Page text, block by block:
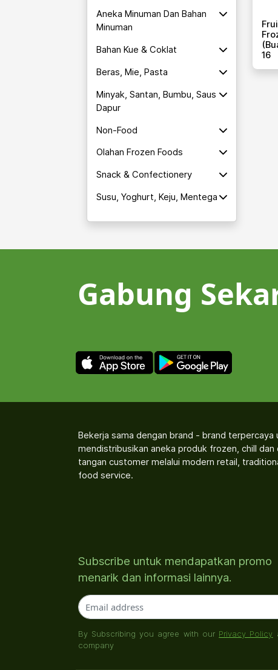
Aneka Minuman Dan Bahan
Minuman
Bahan Kue & Coklat
Beras, Mie, Pasta
Minyak, Santan, Bumbu, Saus
Dapur
Non-Food
Olahan Frozen Foods
Snack & Confectionery
Susu, Yoghurt, Keju, Mentega
16
Gabung
Bekerja sama dengan brand - brand terpercaya
mendistribusikan aneka produk frozen, chill dan
tangan customer melalui modern retail,
food service.
Subscribe untuk mendapatkan promo
menarik dan informasi lainnya.
By Subscribing you agree with our Privacy Policy
company